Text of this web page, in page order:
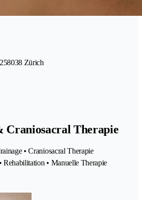
8038 Zürich
Craniosacral Therapie
• Craniosacral Therapie
Rehabilitation • Manuelle Therapie